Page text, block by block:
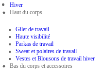
Hiver
Haut du corps
Gilet de travail
Haute visibilité
Parkas de travail
Sweat et polaires de travail
Vestes et Blousons de travail hiver
Bas du corps et accessoires